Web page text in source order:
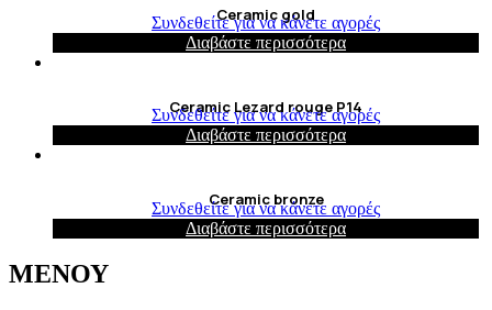
Ceramic gold
Συνδεθείτε για να κάνετε αγορές
Διαβάστε περισσότερα
Ceramic Lezard rouge P14
Συνδεθείτε για να κάνετε αγορές
Διαβάστε περισσότερα
Ceramic bronze
Συνδεθείτε για να κάνετε αγορές
Διαβάστε περισσότερα
ΜΕΝΟΥ